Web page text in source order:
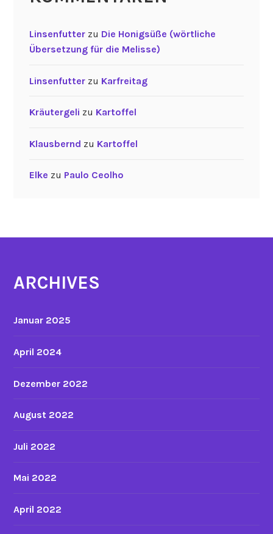
Linsenfutterzu Die Honigsüße (wörtliche
Übersetzung für die Melisse)
Linsenfutterzu Karfreitag
Kräutergeli zu Kartoffel
Klausbernd zu Kartoffel
Elke zu Paulo Ceolho
ARCHIVES
Januar 2025
April 2024
Dezember 2022
August 2022
Juli 2022
Mai 2022
April 2022